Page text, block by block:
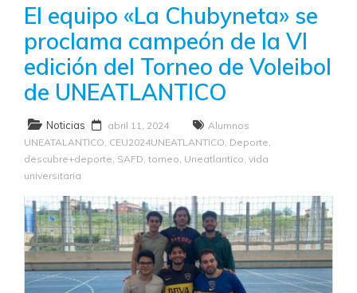
El equipo «La Chubyneta» se
proclama campeón de la VI
edición del Torneo de Voleibol
de UNEATLANTICO
Noticias abril 11, 2024
Alumnos
UNEATALANTICO CEU2024UNEATLANTICO Deporte
descubre+deporte SAFD torneo Uneatlantico vida
universitaria